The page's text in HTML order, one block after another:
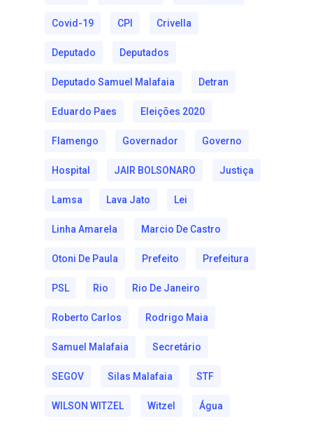
Covid-19 CPI Crivella
Deputado Deputados
Deputado Samuel Malafaia Detran
Eduardo Paes Eleições 2020
Flamengo Governador Governo
Hospital JAIR BOLSONARO Justiça
Lamsa Lava Jato Lei
Linha Amarela Marcio De Castro
Otoni De Paula Prefeito Prefeitura
PSL Rio Rio De Janeiro
Roberto Carlos Rodrigo Maia
Samuel Malafaia Secretário
SEGOV Silas Malafaia STF
WILSON WITZEL Witzel Água